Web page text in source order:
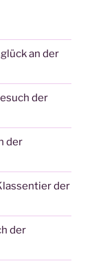
an der
der
der
der
der